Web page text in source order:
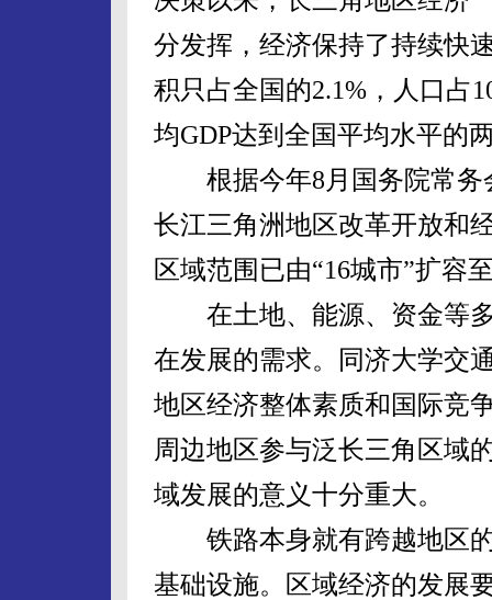
分发挥，经济保持了持续快
积只占全国的2.1%，人口占
均GDP达到全国平均水平的
根据今年8月国务院常务
长江三角洲地区改革开放和
区域范围已由“16城市”扩容
在土地、能源、资金等多
在发展的需求。同济大学交
地区经济整体素质和国际竞
周边地区参与泛长三角区域
域发展的意义十分重大。
铁路本身就有跨越地区的
基础设施。区域经济的发展